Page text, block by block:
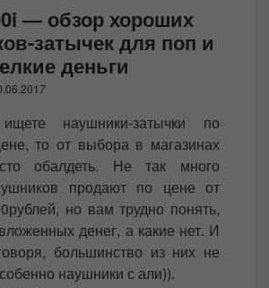
— обзор хороших
затычек для поп и
деньги
наушники-затычки по
то от выбора в магазинах
обалдеть. Не так много
продают по цене от
но вам трудно понять,
денег, а какие нет. И
большинство из них не
наушники с али)).